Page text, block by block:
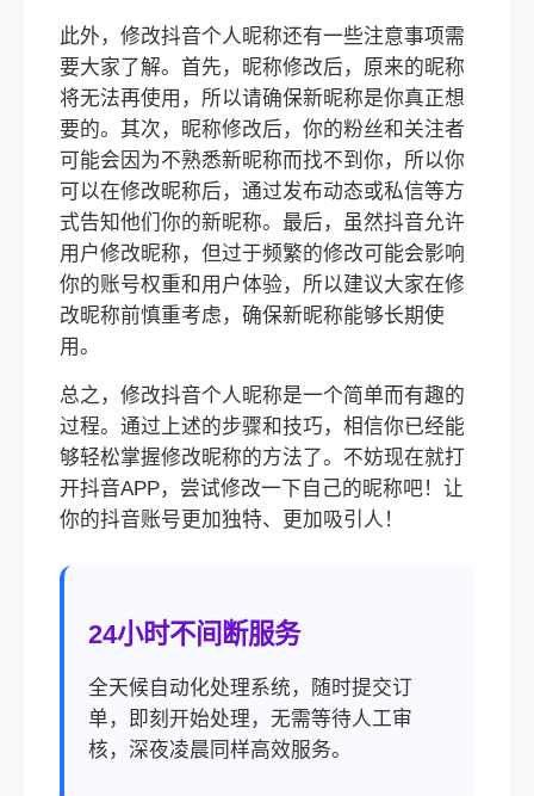
此外，修改抖音个人昵称还有一些注意事项需
要大家了解。首先，昵称修改后，原来的昵称
将无法再使用，所以请确保新昵称是你真正想
要的。其次，昵称修改后，你的粉丝和关注者
可能会因为不熟悉新昵称而找不到你，所以你
可以在修改昵称后，通过发布动态或私信等方
式告知他们你的新昵称。最后，虽然抖音允许
用户修改昵称，但过于频繁的修改可能会影响
你的账号权重和用户体验，所以建议大家在修
改昵称前慎重考虑，确保新昵称能够长期使
用。
总之，修改抖音个人昵称是一个简单而有趣的
过程。通过上述的步骤和技巧，相信你已经能
够轻松掌握修改昵称的方法了。不妨现在就打
开抖音APP，尝试修改一下自己的昵称吧！让
你的抖音账号更加独特、更加吸引人！
24小时不间断服务
全天候自动化处理系统，随时提交订
单，即刻开始处理，无需等待人工审
核，深夜凌晨同样高效服务。